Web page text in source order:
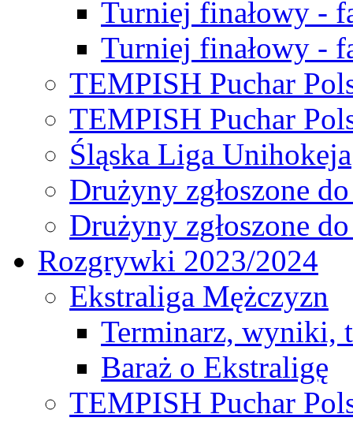
Turniej finałowy -
Turniej finałowy -
TEMPISH Puchar
TEMPISH Puchar
Śląska Liga Unihokeja
Drużyny zgłoszone
Drużyny zgłoszone
Rozgrywki 2023/2024
Ekstraliga Mężczyzn
Terminarz, wyniki,
Baraż o Ekstraligę
TEMPISH Puchar